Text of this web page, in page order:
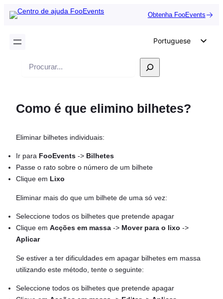
Obtenha FooEvents
Portuguese
English
German
Spanish
Pesquisar
Como é que elimino bilhetes?
Eliminar bilhetes individuais:
Ir para FooEvents -> Bilhetes
Passe o rato sobre o número de um bilhete
Clique em Lixo
Eliminar mais do que um bilhete de uma só vez:
Seleccione todos os bilhetes que pretende apagar
Clique em Acções em massa -> Mover para o lixo ->
Aplicar
Se estiver a ter dificuldades em apagar bilhetes em massa
utilizando este método, tente o seguinte:
Seleccione todos os bilhetes que pretende apagar